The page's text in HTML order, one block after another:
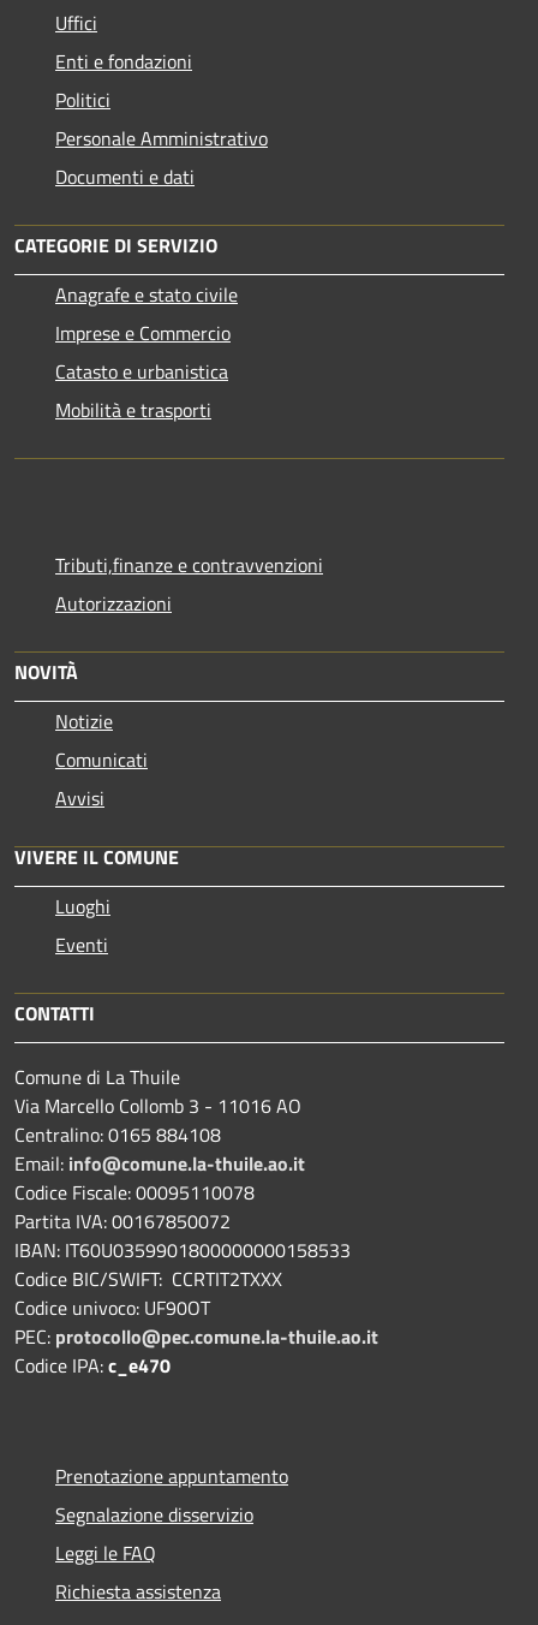
Uffici
Enti e fondazioni
Politici
Personale Amministrativo
Documenti e dati
CATEGORIE DI SERVIZIO
Anagrafe e stato civile
Imprese e Commercio
Catasto e urbanistica
Mobilità e trasporti
Tributi,finanze e contravvenzioni
Autorizzazioni
NOVITÀ
Notizie
Comunicati
Avvisi
VIVERE IL COMUNE
Luoghi
Eventi
CONTATTI
Comune di La Thuile
Via Marcello Collomb 3 - 11016 AO
Centralino: 0165 884108
Email: info@comune.la-thuile.ao.it
Codice Fiscale: 00095110078
Partita IVA: 00167850072
IBAN: IT60U0359901800000000158533
Codice BIC/SWIFT: CCRTIT2TXXX
Codice univoco: UF90OT
PEC: protocollo@pec.comune.la-thuile.ao.it
Codice IPA:c_e470
Prenotazione appuntamento
Segnalazione disservizio
Leggi le FAQ
Richiesta assistenza